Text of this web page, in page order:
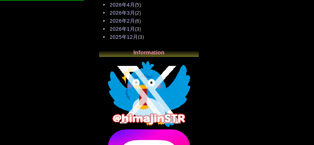
2026年4月(5)
2026年3月(2)
2026年2月(6)
2026年1月(3)
2025年12月(3)
2025年10月(3)
2025年8月 (3)
2025年7月(2)
2025年6月(1)
2025年5月
(7)
2025年4月(2)
2025年3月 (8)
2025年2月(10)
2025年1月
2024年12月
2024年11月(13)
Information